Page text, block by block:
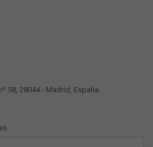
58, 28044 - Madrid, España